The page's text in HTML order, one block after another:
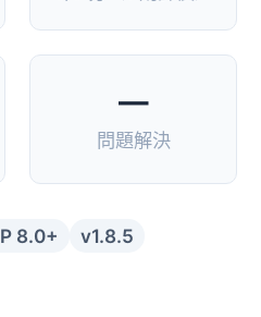
—
問題解決
8.0+
v1.8.5